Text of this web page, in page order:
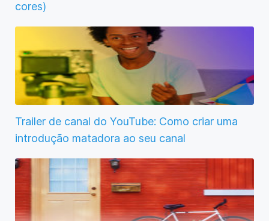
cores)
Trailer de canal do YouTube: Como criar uma
introdução matadora ao seu canal